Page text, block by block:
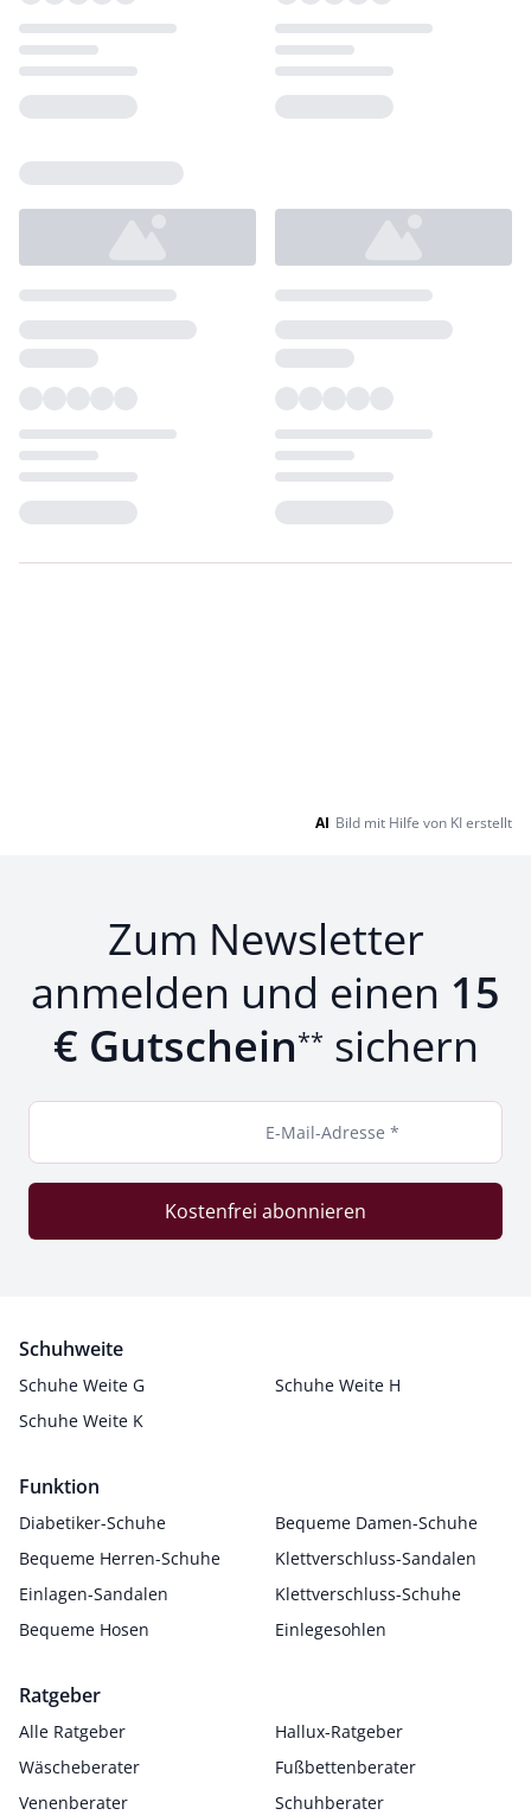
AI Bild mit Hilfe von KI erstellt
Zum Newsletter
anmelden und einen 15
€ Gutschein** sichern
E-Mail-Adresse *
Kostenfrei abonnieren
Schuhweite
Schuhe Weite G
Schuhe Weite H
Schuhe Weite K
Funktion
Diabetiker-Schuhe
Bequeme Damen-Schuhe
Bequeme Herren-Schuhe
Klettverschluss-Sandalen
Einlagen-Sandalen
Klettverschluss-Schuhe
Bequeme Hosen
Einlegesohlen
Ratgeber
Alle Ratgeber
Hallux-Ratgeber
Wäscheberater
Fußbettenberater
Venenberater
Schuhberater